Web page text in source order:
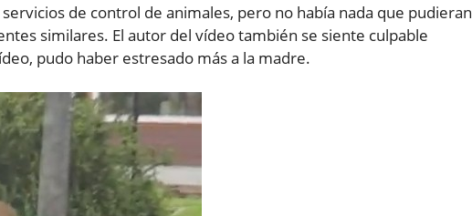
de control de animales, pero no había nada que pudieran
similares. El autor del vídeo también se siente culpable
pudo haber estresado más a la madre.